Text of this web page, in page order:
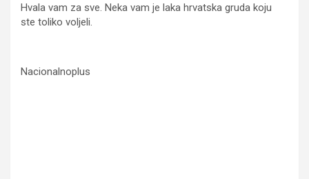
Hvala vam za sve. Neka vam je laka hrvatska gruda koju
ste toliko voljeli.
Nacionalnoplus